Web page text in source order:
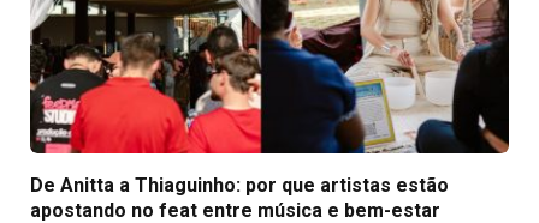
De Anitta a Thiaguinho: por que artistas estão
apostando no feat entre música e bem-estar